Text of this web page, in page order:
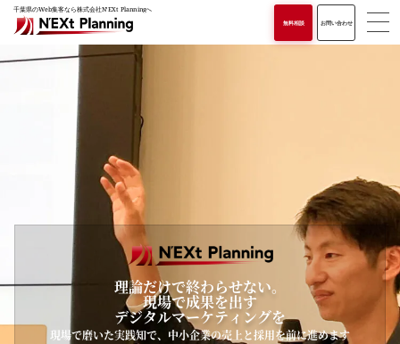
千葉県のWeb集客なら株式会社N'EXt Planningへ
無料相談 お問い合わせ
中小企業の売上拡大と人材採用を
一気通貫のデジタルマーケティングで
支援します
理論だけで終わらせない。
現場で成果を出す
デジタルマーケティングを
現場で磨いた実践知で、中小企業の売上と採用を前に進めます